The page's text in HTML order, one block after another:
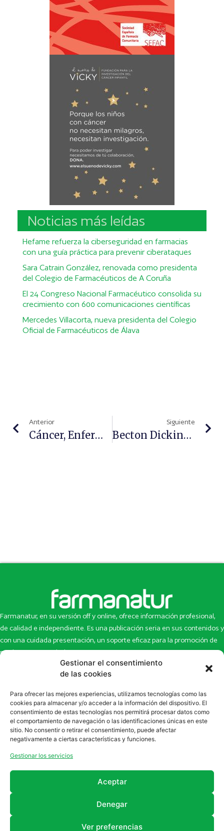
Gestionar el consentimiento
de las cookies
Para ofrecer las mejores experiencias, utilizamos tecnologías como las
cookies para almacenar y/o acceder a la información del dispositivo. El
consentimiento de estas tecnologías nos permitirá procesar datos como
el comportamiento de navegación o las identificaciones únicas en este
sitio. No consentir o retirar el consentimiento, puede afectar
negativamente a ciertas características y funciones.
Gestionar los servicios
Aceptar
Denegar
Ver preferencias
Noticias más leídas
Hefame refuerza la ciberseguridad en farmacias
con una guía práctica para prevenir ciberataques
Sara Catrain González, renovada como presidenta
del Colegio de Farmacéuticos de A Coruña
El 24 Congreso Nacional Farmacéutico consolida su
crecimiento con 600 comunicaciones científicas
Mercedes Villacorta, nueva presidenta del Colegio
Oficial de Farmacéuticos de Álava
Anterior
Cáncer, Enfermedades Autoinmunes, COVID-19 Y Medicamentos Huérfanos, Principales Dianas De La Innovación En 2021
Siguiente
Becton Dickinson Presenta En Infarma Novedades Para La Automatización Y Digitalización De Las Farmacias Comunitarias Y Hospitalarias
Farmanatur, en su versión off y online, ofrece información profesional,
de calidad e independiente. Es una publicación seria en sus contenidos y
con una cuidada presentación, un soporte eficaz para la promoción de
productos y novedades.
Inicio
Newsletter
Eco Multimedia
Contacto
Artículos
Escaparate
Enlaces de interés
SUSCRÍBETE A NUESTRO NEWSLETTER
la sección deNewsletter
Revista Farmanatur